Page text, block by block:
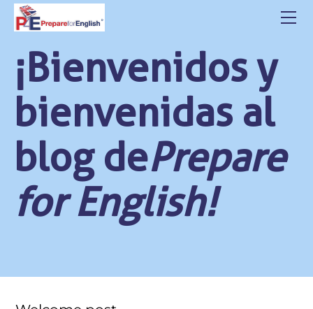
¡Bienvenidos y
bienvenidas al
blog dePrepare
for English!
CLASSES
CONTACT
STUDENT LOGIN
POLITICA DE PRIVACIDAD